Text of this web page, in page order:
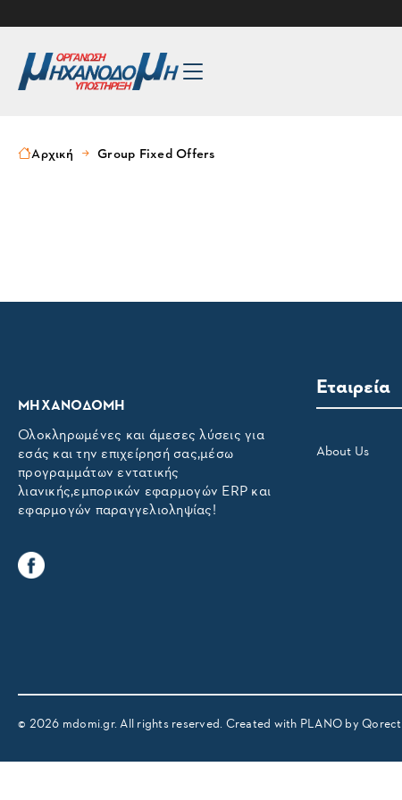
Αρχική Group Fixed Offers
ΜΗΧΑΝΟΔΟΜΗ
Ολοκληρωμένες και άμεσες λύσεις για
εσάς και την επιχείρησή σας,μέσω
προγραμμάτων εντατικής
λιανικής,εμπορικών εφαρμογών ERP και
εφαρμογών παραγγελιοληψίας!
Εταιρεία
About Us
© 2026 mdomi.gr. All rights reserved. Created with PLANO by Qorect